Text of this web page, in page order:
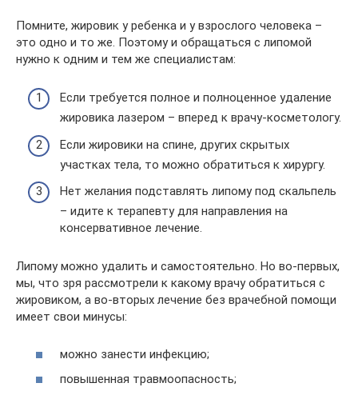
Помните, жировик у ребенка и у взрослого человека –
это одно и то же. Поэтому и обращаться с липомой
нужно к одним и тем же специалистам:
Если требуется полное и полноценное удаление
жировика лазером – вперед к врачу-косметологу.
Если жировики на спине, других скрытых
участках тела, то можно обратиться к хирургу.
Нет желания подставлять липому под скальпель
– идите к терапевту для направления на
консервативное лечение.
Липому можно удалить и самостоятельно. Но во-первых,
мы, что зря рассмотрели к какому врачу обратиться с
жировиком, а во-вторых лечение без врачебной помощи
имеет свои минусы:
можно занести инфекцию;
повышенная травмоопасность;